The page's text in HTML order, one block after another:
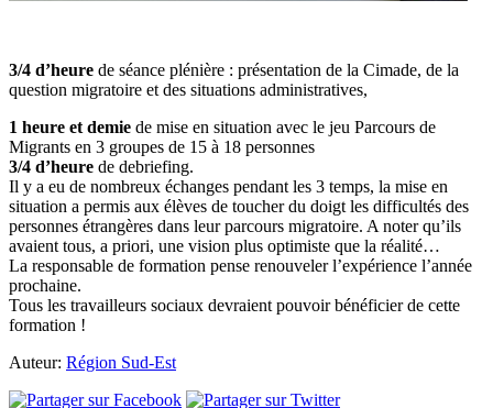
3/4 d’heure de séance plénière : présentation de la Cimade, de la
question migratoire et des situations administratives,
1 heure et demie de mise en situation avec le jeu Parcours de
Migrants en 3 groupes de 15 à 18 personnes
3/4 d’heure de debriefing.
Il y a eu de nombreux échanges pendant les 3 temps, la mise en
situation a permis aux élèves de toucher du doigt les difficultés des
personnes étrangères dans leur parcours migratoire. A noter qu’ils
avaient tous, a priori, une vision plus optimiste que la réalité…
La responsable de formation pense renouveler l’expérience l’année
prochaine.
Tous les travailleurs sociaux devraient pouvoir bénéficier de cette
formation !
Auteur: Région Sud-Est